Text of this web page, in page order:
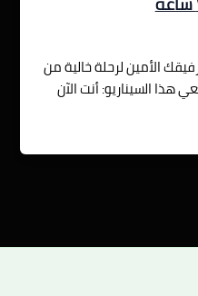
الأمين لرحلة خالية من
تخيل معي هذا السيناريو: أنت الآن